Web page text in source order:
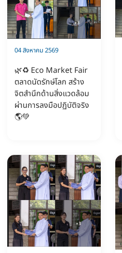
04 สิงหาคม 2569
🌿♻️ Eco Market Fair
ตลาดนัดรักษ์โลก สร้าง
จิตสำนึกด้านสิ่งแวดล้อม
ผ่านการลงมือปฏิบัติจริง
🌎💚